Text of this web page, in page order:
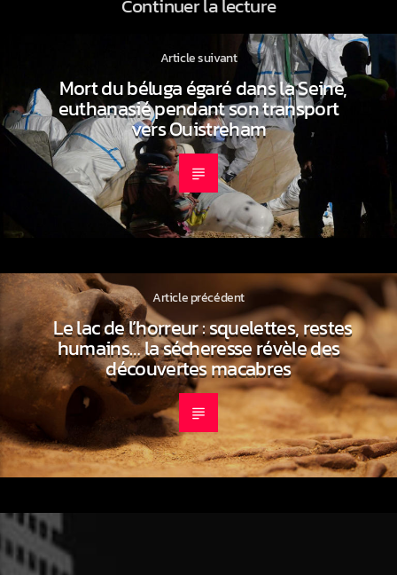
Continuer la lecture
Article suivant
Mort du béluga égaré dans la Seine,
euthanasié pendant son transport
vers Ouistreham
Article précédent
Le lac de l’horreur : squelettes, restes
humains… la sécheresse révèle des
découvertes macabres